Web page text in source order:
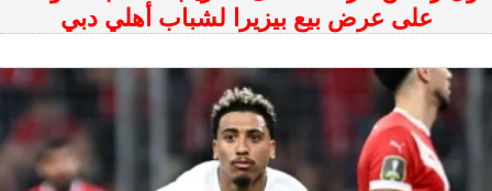
على عرض بيع بيزيرا لشباب أهلي دبي